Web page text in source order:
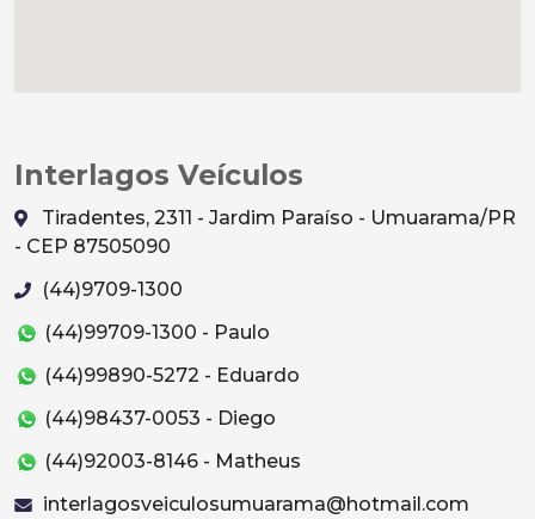
Interlagos Veículos
Tiradentes, 2311 - Jardim Paraíso - Umuarama/PR
- CEP 87505090
(44)9709-1300
(44)99709-1300 - Paulo
(44)99890-5272 - Eduardo
(44)98437-0053 - Diego
(44)92003-8146 - Matheus
interlagosveiculosumuarama@hotmail.com